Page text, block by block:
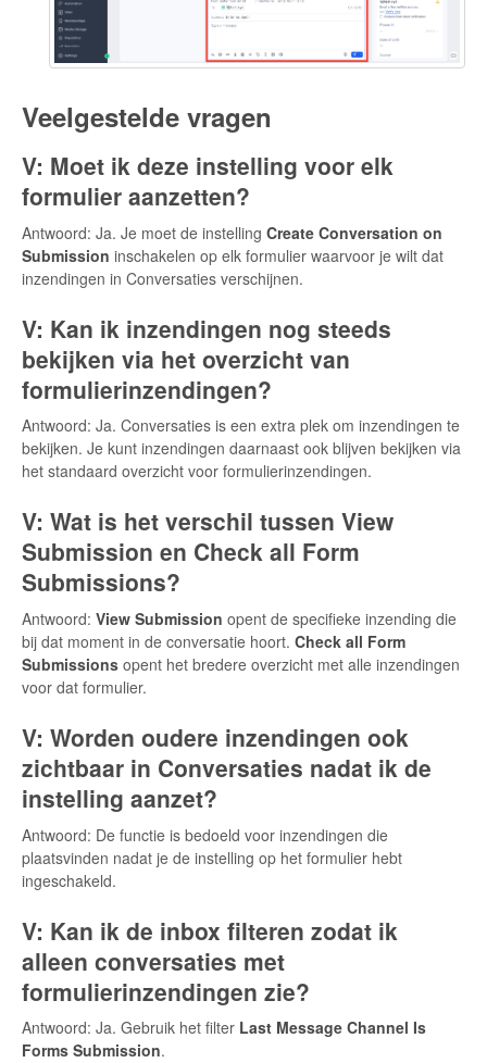
Veelgestelde vragen
V: Moet ik deze instelling voor elk
formulier aanzetten?
Antwoord: Ja. Je moet de instelling Create Conversation on
Submission inschakelen op elk formulier waarvoor je wilt dat
inzendingen in Conversaties verschijnen.
V: Kan ik inzendingen nog steeds
bekijken via het overzicht van
formulierinzendingen?
Antwoord: Ja. Conversaties is een extra plek om inzendingen te
bekijken. Je kunt inzendingen daarnaast ook blijven bekijken via
het standaard overzicht voor formulierinzendingen.
V: Wat is het verschil tussen View
Submission en Check all Form
Submissions?
Antwoord: View Submission opent de specifieke inzending die
bij dat moment in de conversatie hoort. Check all Form
Submissions opent het bredere overzicht met alle inzendingen
voor dat formulier.
V: Worden oudere inzendingen ook
zichtbaar in Conversaties nadat ik de
instelling aanzet?
Antwoord: De functie is bedoeld voor inzendingen die
plaatsvinden nadat je de instelling op het formulier hebt
ingeschakeld.
V: Kan ik de inbox filteren zodat ik
alleen conversaties met
formulierinzendingen zie?
Antwoord: Ja. Gebruik het filter Last Message Channel Is
Forms Submission.